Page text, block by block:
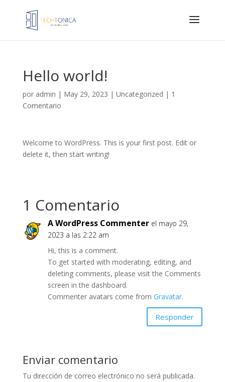
Hello world!
por admin | May 29, 2023 | Uncategorized | 1
Comentario
Welcome to WordPress. This is your first post. Edit or
delete it, then start writing!
1 Comentario
A WordPress Commenter el mayo 29,
2023 a las 2:22 am
Hi, this is a comment.
To get started with moderating, editing, and
deleting comments, please visit the Comments
screen in the dashboard.
Commenter avatars come from Gravatar.
Responder
Enviar comentario
Tu dirección de correo electrónico no será publicada.